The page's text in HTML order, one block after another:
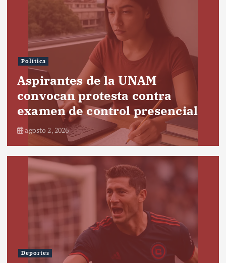
Política
Aspirantes de la UNAM
convocan protesta contra
examen de control presencial
agosto 2, 2026
Deportes